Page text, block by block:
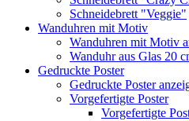
Schneidebrett "Veggie"
Wanduhren mit Motiv
Wanduhren mit Motiv
Wanduhr aus Glas 20
Gedruckte Poster
Gedruckte Poster
Vorgefertigte Poster
Vorgefertigte